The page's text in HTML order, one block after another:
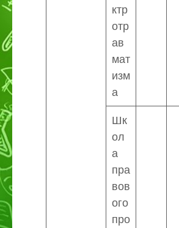
ктр
отр
ав
мат
изм
а
Шк
ол
а
пра
вов
ого
про